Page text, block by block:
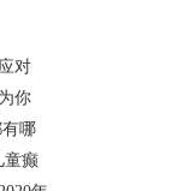
对
你
哪
童癫